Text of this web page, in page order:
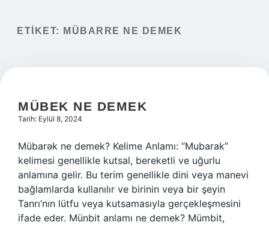
Yasal Uyarı
ETIKET: MÜBARRE NE DEMEK
MÜBEK NE DEMEK
Tarih: Eylül 8, 2024
Mübarək ne demek? Kelime Anlamı: “Mubarak”
kelimesi genellikle kutsal, bereketli ve uğurlu
anlamına gelir. Bu terim genellikle dini veya manevi
bağlamlarda kullanılır ve birinin veya bir şeyin
Tanrı’nın lütfu veya kutsamasıyla gerçekleşmesini
ifade eder. Münbit anlamı ne demek? Mümbit,